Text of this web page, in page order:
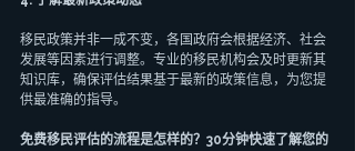
移民政策并非一成不变，各国政府会根据经济、社会
发展等因素进行调整。专业的移民机构会及时更新其
知识库，确保评估结果基于最新的政策信息，为您提
供最准确的指导。
免费移民评估的流程是怎样的？30分钟快速了解您的